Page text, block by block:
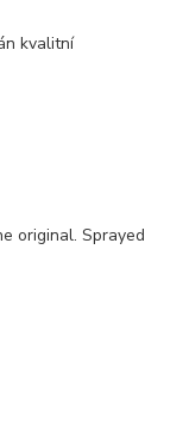
kvalitní
original. Sprayed